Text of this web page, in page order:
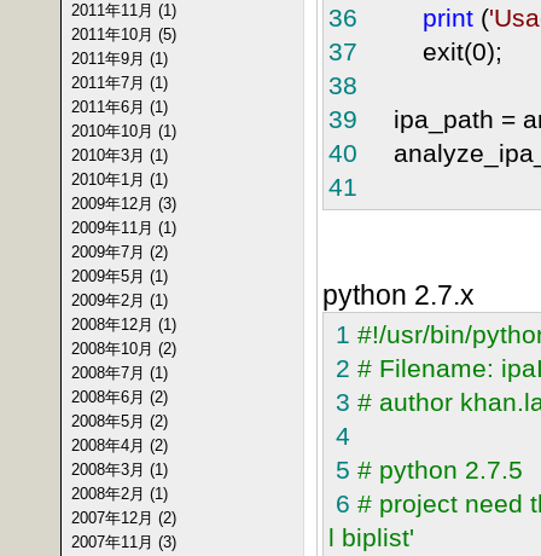
2011年11月 (1)
2011年10月 (5)
2011年9月 (1)
2011年7月 (1)
2011年6月 (1)
2010年10月 (1)
2010年3月 (1)
2010年1月 (1)
2009年12月 (3)
2009年11月 (1)
2009年7月 (2)
2009年5月 (1)
2009年2月 (1)
2008年12月 (1)
2008年10月 (2)
2008年7月 (1)
2008年6月 (2)
2008年5月 (2)
2008年4月 (2)
2008年3月 (1)
2008年2月 (1)
2007年12月 (2)
2007年11月 (3)
36
print ('
37 exit(0);
38
39 ipa_path =
40
41
python 2.7.x
1 #!/usr/bin/
2 # Filename:
3 # author
4
5 # python 2.7.5
6 # project need
l biplist'